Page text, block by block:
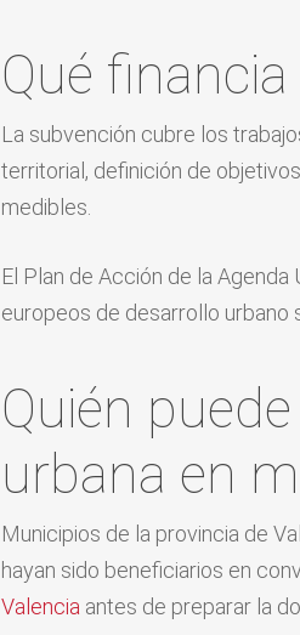
Qué
La subvención cubre los
territorial, definición de
medibles.
El Plan de Acción de la
europeos de desarrollo
Quién
urbana en
Municipios de la provincia de
hayan sido beneficiarios en
Valencia antes de preparar la